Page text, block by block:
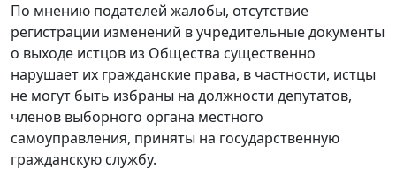
По мнению подателей жалобы, отсутствие
регистрации изменений в учредительные документы
о выходе истцов из Общества существенно
нарушает их гражданские права, в частности, истцы
не могут быть избраны на должности депутатов,
членов выборного органа местного
самоуправления, приняты на государственную
гражданскую службу.